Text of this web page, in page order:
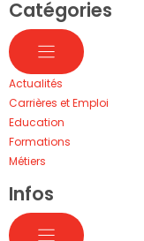
Catégories
Actualités
Carrières et Emploi
Education
Formations
Métiers
Infos